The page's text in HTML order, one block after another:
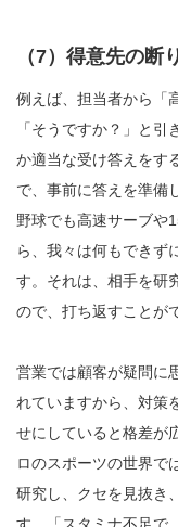
（7）得意先の断
例えば、担当者から「
「そうですか？」と
か適当な受け答えをす
で、事前に答えを準備
野球でも高速サーブや
ら、我々は何もできず
す。それは、相手を研
ので、打ち返すことが
営業では顧客が疑問に
れていますから、対策
せにしていると格差が
ロのスポーツの世界で
研究し、クセを見抜き